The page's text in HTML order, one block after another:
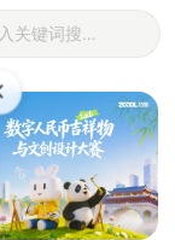
登录 注册
AI资产-